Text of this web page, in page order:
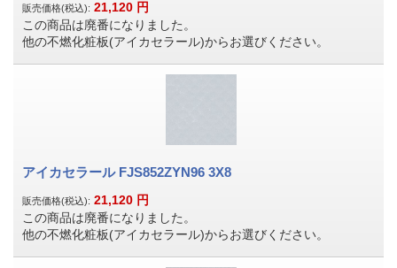
販売価格(税込): 21,120 円
この商品は廃番になりました。
他の不燃化粧板(アイカセラール)からお選びください。
アイカセラール FJS852ZYN96 3X8
販売価格(税込): 21,120 円
この商品は廃番になりました。
他の不燃化粧板(アイカセラール)からお選びください。